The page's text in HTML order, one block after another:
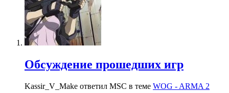
Обсуждение прошедших игр
Kassir_V_Make ответил MSC в теме WOG - ARMA 2